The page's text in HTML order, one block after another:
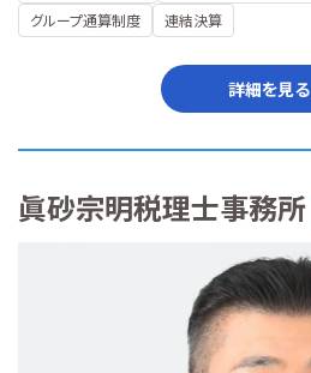
グループ通算制度
連結決算
詳細を見る
眞砂宗明税理士事務所